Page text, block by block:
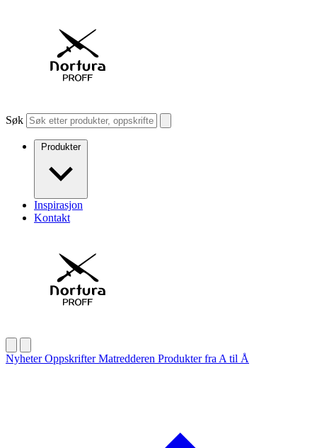
Søk
Produkter
Inspirasjon
Kontakt
NyheterOppskrifterMatredderen Produkter fra A til Å